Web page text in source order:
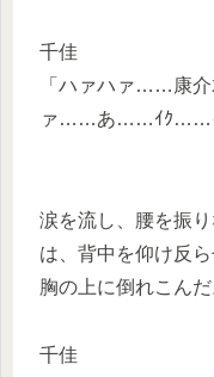
千佳
「ハァハァ……康
ァ……あ……ｲｸ……
涙を流し、腰を振
は、背中を仰け反
胸の上に倒れこんだ
千佳